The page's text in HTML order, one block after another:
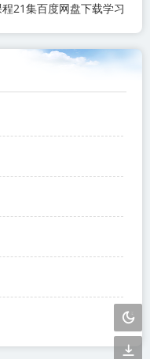
21集百度网盘下载学习